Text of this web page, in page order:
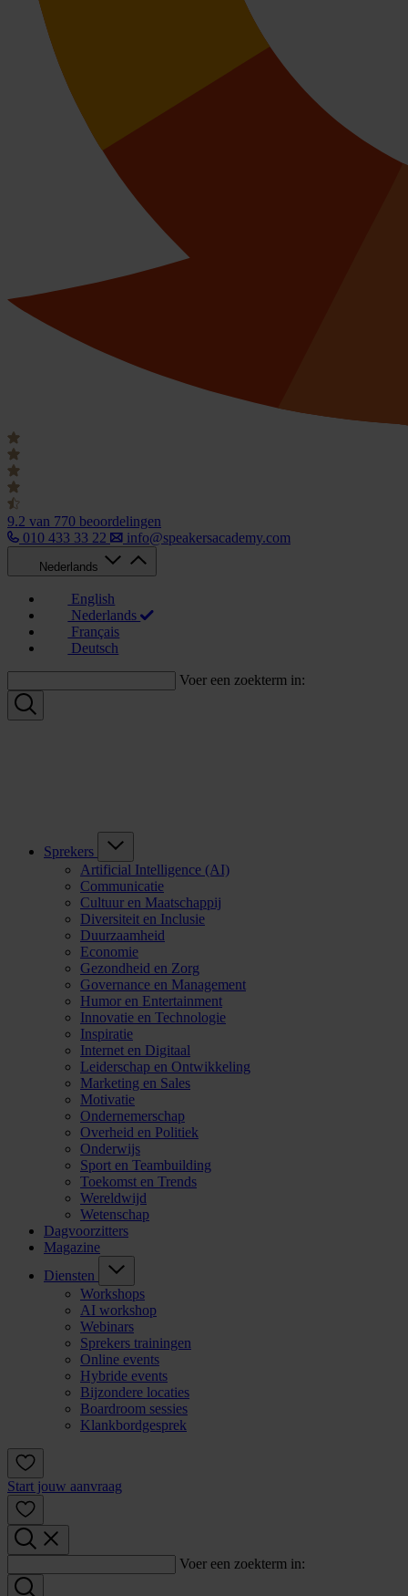
9.2 van 770 beoordelingen
010 433 33 22
info@speakersacademy.com
Nederlands
English
Nederlands
Français
Deutsch
Voer een zoekterm in:
Sprekers
Artificial Intelligence (AI)
Communicatie
Cultuur en Maatschappij
Diversiteit en Inclusie
Duurzaamheid
Economie
Gezondheid en Zorg
Governance en Management
Humor en Entertainment
Innovatie en Technologie
Inspiratie
Internet en Digitaal
Leiderschap en Ontwikkeling
Marketing en Sales
Motivatie
Ondernemerschap
Overheid en Politiek
Onderwijs
Sport en Teambuilding
Toekomst en Trends
Wereldwijd
Wetenschap
Dagvoorzitters
Magazine
Diensten
Workshops
AI workshop
Webinars
Sprekers trainingen
Online events
Hybride events
Bijzondere locaties
Boardroom sessies
Klankbordgesprek
Start jouw aanvraag
Voer een zoekterm in: